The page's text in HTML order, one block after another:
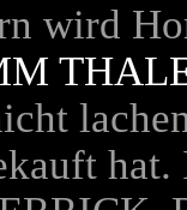
wird